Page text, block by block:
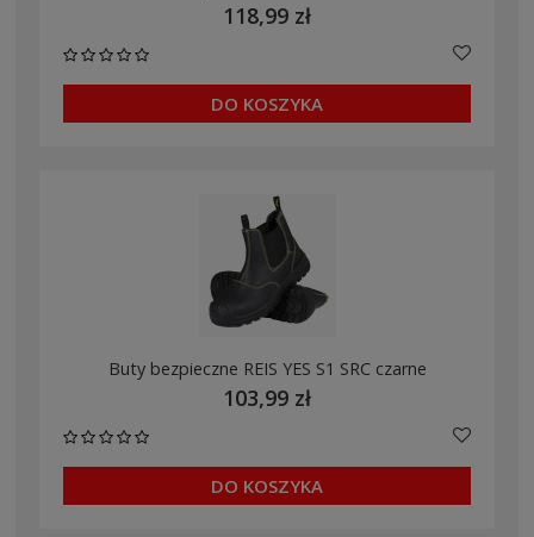
118,99 zł
DO KOSZYKA
Buty bezpieczne REIS YES S1 SRC czarne
103,99 zł
DO KOSZYKA